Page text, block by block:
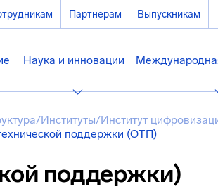
Партнерам Выпускникам
Наука и инновации
/Институты/Институт
поддержки (ОТП)
поддержки)